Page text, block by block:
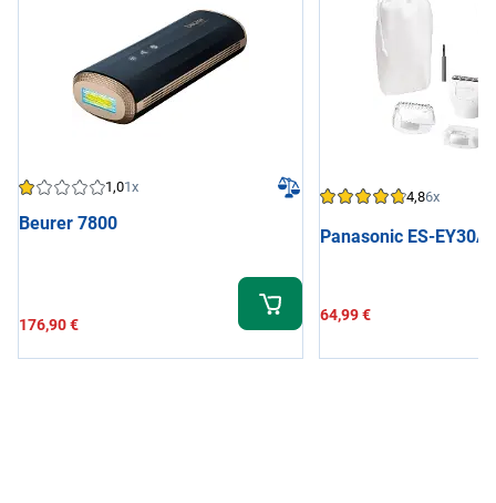
1,01x
Beurer 7800
176,90 €
4,86x
Panasonic ES-
64,99 €